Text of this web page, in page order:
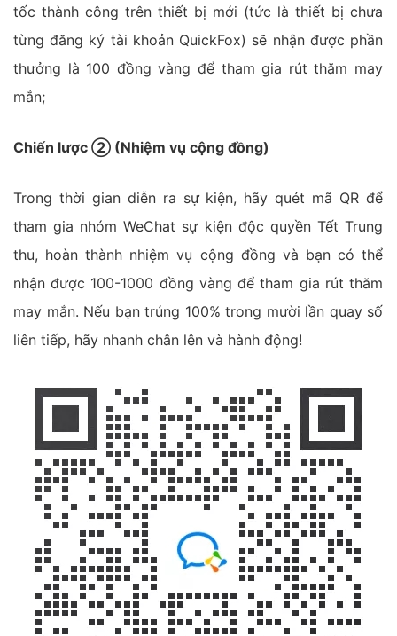
tốc thành công trên thiết bị mới (tức là thiết bị chưa
từng đăng ký tài khoản QuickFox) sẽ nhận được phần
thưởng là 100 đồng vàng để tham gia rút thăm may
mắn;
Chiến lược ② (Nhiệm vụ cộng đồng)
Trong thời gian diễn ra sự kiện, hãy quét mã QR để
tham gia nhóm WeChat sự kiện độc quyền Tết Trung
thu, hoàn thành nhiệm vụ cộng đồng và bạn có thể
nhận được 100-1000 đồng vàng để tham gia rút thăm
may mắn. Nếu bạn trúng 100% trong mười lần quay số
liên tiếp, hãy nhanh chân lên và hành động!